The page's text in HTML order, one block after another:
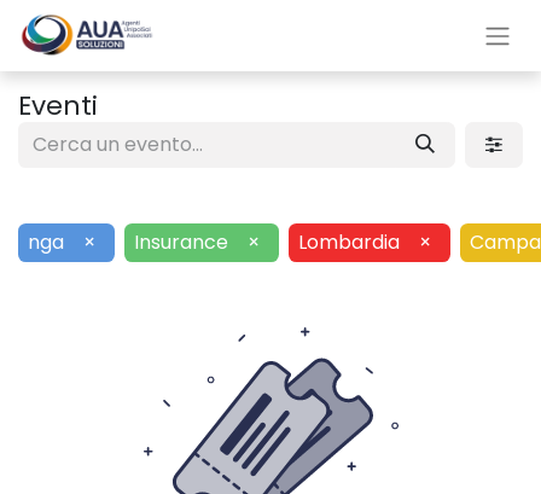
Eventi
nga × Insurance × Lombardia ×